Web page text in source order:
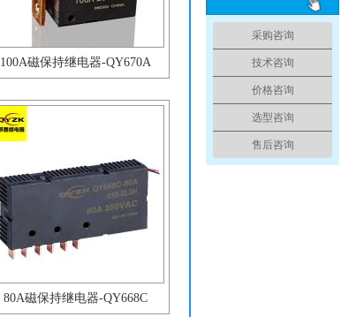
100A磁保持继电器-QY670A
80A磁保持继电器-QY668C
采购咨询
技术咨询
价格咨询
选型咨询
售后咨询